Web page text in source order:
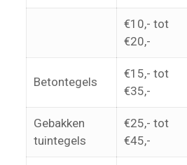
€10,- tot
€20,-
Betontegels
€15,- tot
€35,-
Gebakken
tuintegels
€25,- tot
€45,-